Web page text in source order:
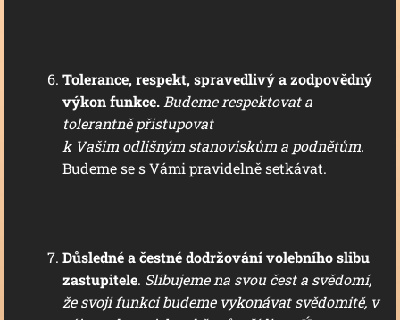
Tolerance, respekt, spravedlivý a zodpovědný
výkon funkce. Budeme respektovat a
tolerantně přistupovat
k Vašim odlišným stanoviskům a podnětům.
Budeme se s Vámi pravidelně setkávat.
Důsledné a čestné dodržování volebního slibu
zastupitele. Slibujeme na svou čest a svědomí,
že svoji funkci budeme vykonávat svědomitě, v